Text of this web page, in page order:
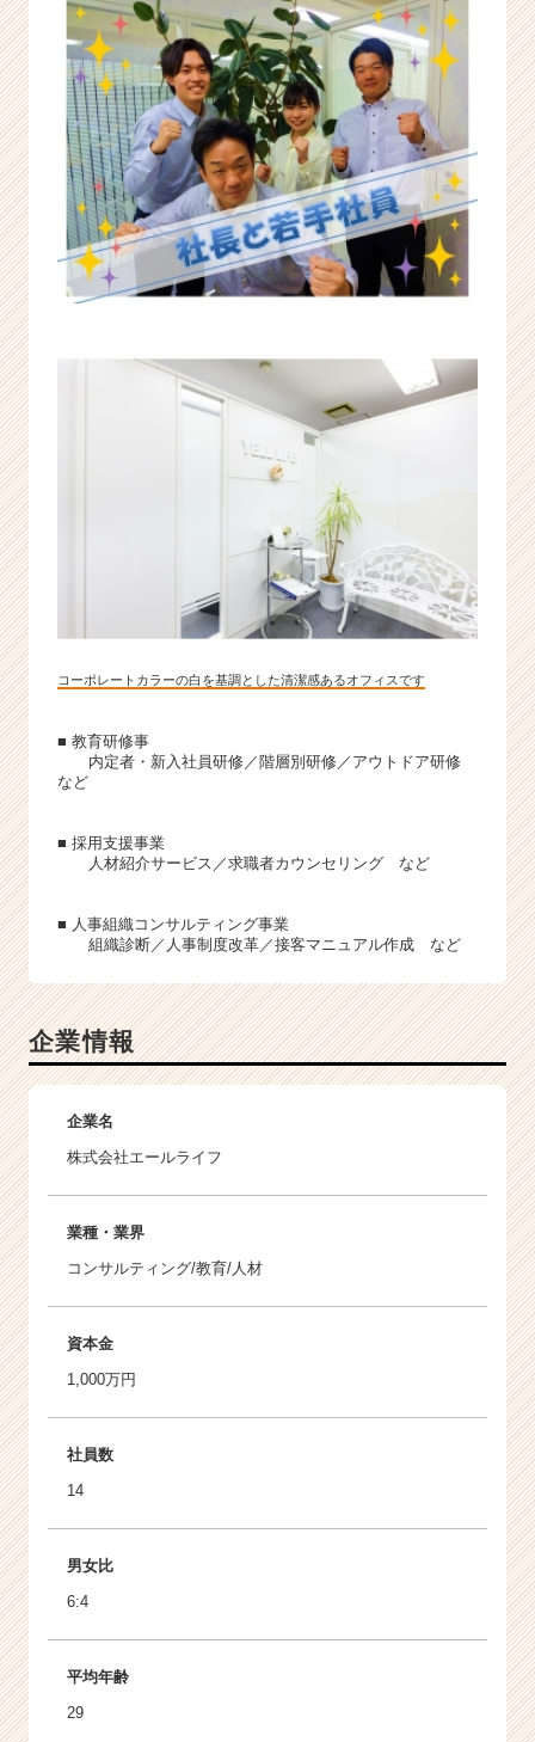
コーポレートカラーの白を基調とした清潔感あるオフィスです
■ 教育研修事
内定者・新入社員研修／階層別研修／アウトドア研修
など
■ 採用支援事業
人材紹介サービス／求職者カウンセリング など
■ 人事組織コンサルティング事業
組織診断／人事制度改革／接客マニュアル作成 など
企業情報
企業名
株式会社エールライフ
業種・業界
コンサルティング/教育/人材
資本金
1,000万円
社員数
14
男女比
6:4
平均年齢
29